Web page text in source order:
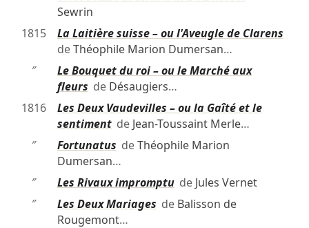
Sewrin
1815
La Laitière suisse – ou l'Aveugle de Clarens
deThéophile Marion Dumersan…
″
Le Bouquet du roi – ou le Marché aux
fleurs de Désaugiers…
1816
Les Deux Vaudevilles – ou la Gaîté et le
sentimentde Jean-Toussaint Merle…
″
Fortunatus deThéophile Marion
Dumersan…
″
Les Rivaux impromptude Jules Vernet
″
Les Deux Mariages de Balisson de
Rougemont…